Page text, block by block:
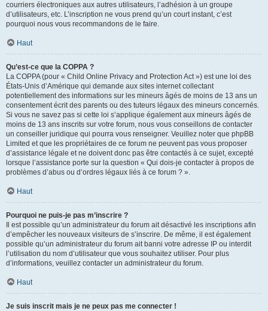
courriers électroniques aux autres utilisateurs, l’adhésion à un groupe
d’utilisateurs, etc. L’inscription ne vous prend qu’un court instant, c’est
pourquoi nous vous recommandons de le faire.
Haut
Qu’est-ce que la COPPA ?
La COPPA (pour « Child Online Privacy and Protection Act ») est une loi des
États-Unis d’Amérique qui demande aux sites internet collectant
potentiellement des informations sur les mineurs âgés de moins de 13 ans un
consentement écrit des parents ou des tuteurs légaux des mineurs concernés.
Si vous ne savez pas si cette loi s’applique également aux mineurs âgés de
moins de 13 ans inscrits sur votre forum, nous vous conseillons de contacter
un conseiller juridique qui pourra vous renseigner. Veuillez noter que phpBB
Limited et que les propriétaires de ce forum ne peuvent pas vous proposer
d’assistance légale et ne doivent donc pas être contactés à ce sujet, excepté
lorsque l’assistance porte sur la question « Qui dois-je contacter à propos de
problèmes d’abus ou d’ordres légaux liés à ce forum ? ».
Haut
Pourquoi ne puis-je pas m’inscrire ?
Il est possible qu’un administrateur du forum ait désactivé les inscriptions afin
d’empêcher les nouveaux visiteurs de s’inscrire. De même, il est également
possible qu’un administrateur du forum ait banni votre adresse IP ou interdit
l’utilisation du nom d’utilisateur que vous souhaitez utiliser. Pour plus
d’informations, veuillez contacter un administrateur du forum.
Haut
Je suis inscrit mais je ne peux pas me connecter !